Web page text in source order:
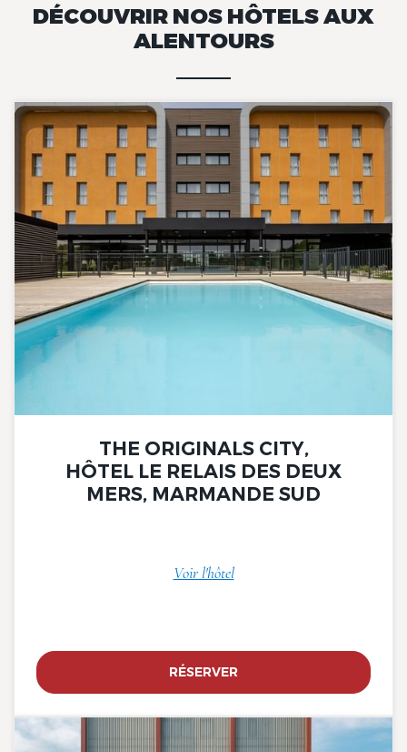
DÉCOUVRIR NOS HÔTELS AUX
ALENTOURS
THE ORIGINALS CITY,
HÔTEL LE RELAIS DES DEUX
MERS, MARMANDE SUD
Voir l'hôtel
RÉSERVER